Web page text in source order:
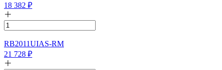
18 382 ₽
RB2011UIAS-RM
21 728 ₽